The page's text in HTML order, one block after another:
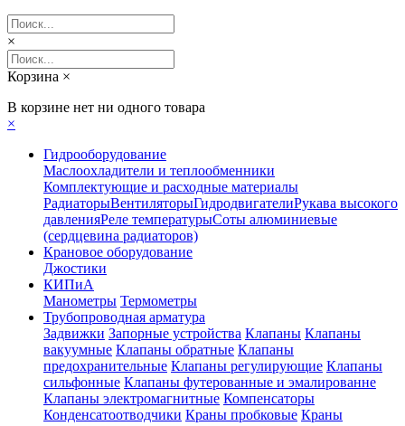
×
Корзина ×
В корзине нет ни одного товара
×
Гидрооборудование
Маслоохладители и теплообменники
Комплектующие и расходные материалы
РадиаторыВентиляторыГидродвигателиРукава высокого
давленияРеле температурыСоты алюминиевые
(сердцевина радиаторов)
Крановое оборудование
Джостики
КИПиА
Манометры Термометры
Трубопроводная арматура
Задвижки Запорные устройства Клапаны Клапаны
вакуумные Клапаны обратные Клапаны
предохранительные Клапаны регулирующие Клапаны
сильфонные Клапаны футерованные и эмалированне
Клапаны электромагнитные Компенсаторы
Конденсатоотводчики Краны пробковые Краны